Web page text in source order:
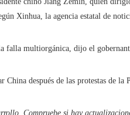
Xinhua, la agencia estatal de
falla multiorgánica, dijo el
China después de las protestas de
Compruebe si hay